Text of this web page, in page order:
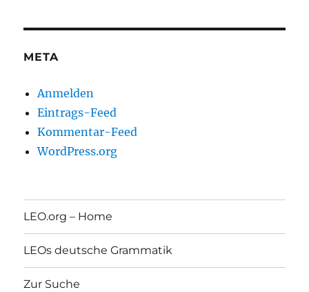
META
Anmelden
Eintrags-Feed
Kommentar-Feed
WordPress.org
LEO.org – Home
LEOs deutsche Grammatik
Zur Suche